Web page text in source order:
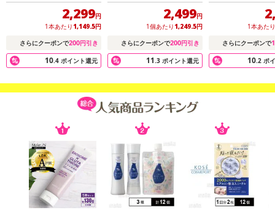
2,299円
1本あたり 1,149.5円
さらにクーポンで200円引き
10.4 ポイント還元
ョン（ナチュラル）
2,499円
1個あたり 1,249.5円
さらにクーポンで200円引き
11.3 ポイント還元
1本あたり
さらにクーポンで
10.2 ポ